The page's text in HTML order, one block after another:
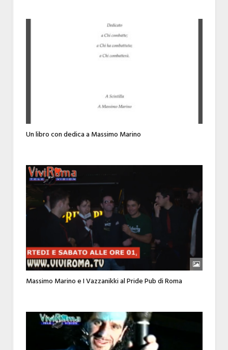
Un libro con dedica a Massimo Marino
Massimo Marino e I Vazzanikki al Pride Pub di Roma